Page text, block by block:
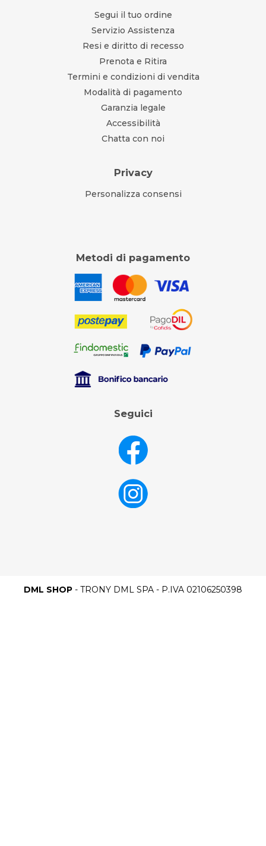
Segui il tuo ordine
Servizio Assistenza
Resi e diritto di recesso
Prenota e Ritira
Termini e condizioni di vendita
Modalità di pagamento
Garanzia legale
Accessibilità
Chatta con noi
Privacy
Personalizza consensi
Metodi di pagamento
Seguici
DML SHOP - TRONY DML SPA - P.IVA 02106250398